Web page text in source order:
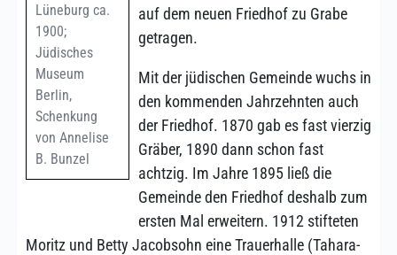
Lüneburg ca.
1900;
Jüdisches
Museum
Berlin,
Schenkung
von Annelise
B. Bunzel
auf dem neuen Friedhof zu Grabe
getragen.
Mit der jüdischen Gemeinde wuchs in
den kommenden Jahrzehnten auch
der Friedhof. 1870 gab es fast vierzig
Gräber, 1890 dann schon fast
achtzig. Im Jahre 1895 ließ die
Gemeinde den Friedhof deshalb zum
ersten Mal erweitern. 1912 stifteten
Moritz und Betty Jacobsohn eine Trauerhalle (Tahara-